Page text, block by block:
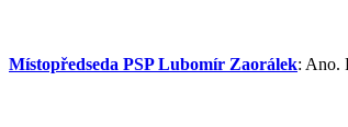
Místopředseda PSP Lubomír Zaorálek: Ano.